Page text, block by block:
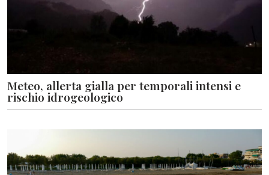
Meteo, allerta gialla per temporali intensi e
rischio idrogeologico